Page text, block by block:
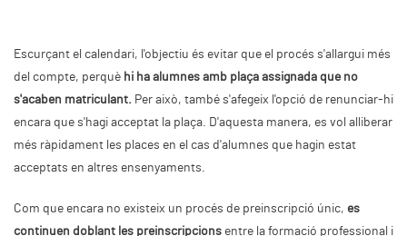
Escurçant el calendari, l'objectiu és evitar que el procés s'allargui més
del compte, perquè hi ha alumnes amb plaça assignada que no
s'acaben matriculant. Per això, també s'afegeix l'opció de renunciar-hi
encara que s'hagi acceptat la plaça. D'aquesta manera, es vol alliberar
més ràpidament les places en el cas d'alumnes que hagin estat
acceptats en altres ensenyaments.
Com que encara no existeix un procés de preinscripció únic, es
continuen doblant les preinscripcions entre la formació professional i